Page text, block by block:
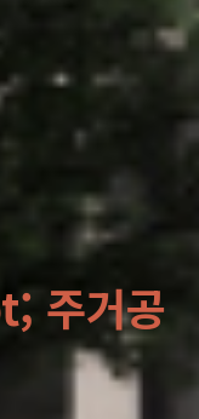
주거공